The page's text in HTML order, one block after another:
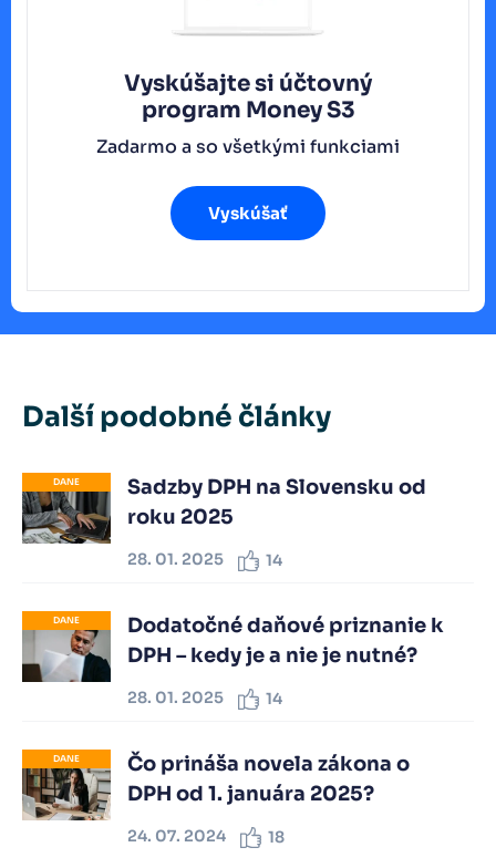
Vyskúšajte si účtovný
program Money S3
Zadarmo a so všetkými funkciami
Vyskúšať
Další podobné články
DANE
Sadzby DPH na Slovensku od
roku 2025
28. 01. 2025 14
DANE
Dodatočné daňové priznanie k
DPH – kedy je a nie je nutné?
28. 01. 2025 14
DANE
Čo prináša novela zákona o
DPH od 1. januára 2025?
24. 07. 2024 18